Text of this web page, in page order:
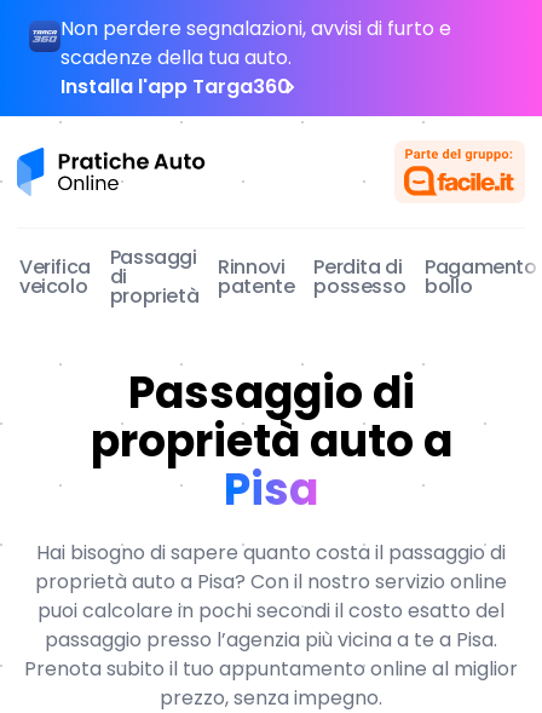
Non perdere segnalazioni, avvisi di furto e
scadenze della tua auto.
Installa l'app Targa360
Pratiche Auto Online
Verifica
veicolo
Passaggi
di
proprietà
Rinnovi
patente
Perdita di
possesso
Pagamento
bollo
Passaggio di
proprietà auto a
Pisa
Hai bisogno di sapere quanto costa il passaggio di
proprietà auto a Pisa? Con il nostro servizio online
puoi calcolare in pochi secondi il costo esatto del
passaggio presso l’agenzia più vicina a te a Pisa.
Prenota subito il tuo appuntamento online al miglior
prezzo, senza impegno.